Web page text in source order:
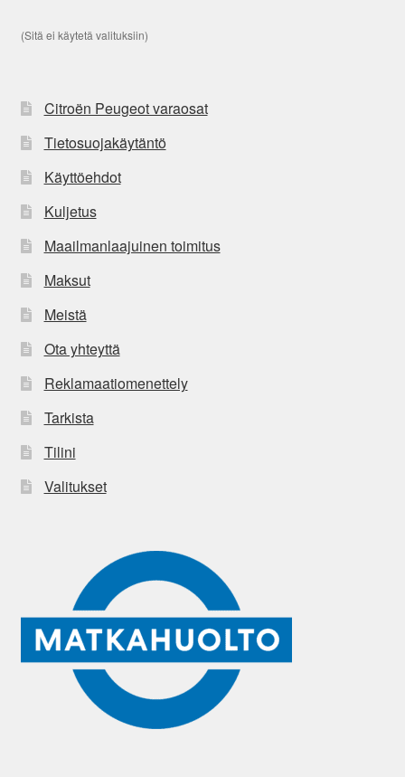
(Sitä ei käytetä valituksiin)
Citroën Peugeot varaosat
Tietosuojakäytäntö
Käyttöehdot
Kuljetus
Maailmanlaajuinen toimitus
Maksut
Meistä
Ota yhteyttä
Reklamaatiomenettely
Tarkista
Tilini
Valitukset